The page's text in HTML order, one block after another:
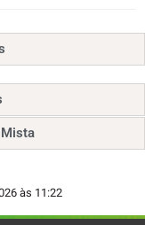
Mista
às 11:22